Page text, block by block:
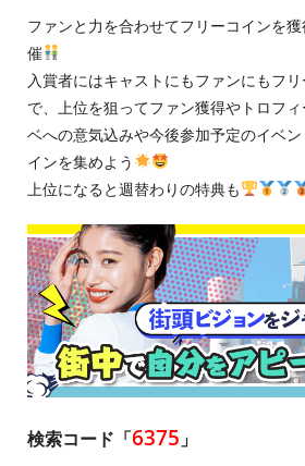
ファンと力を合わせてフリーコインを
催
入賞者にはキャストにもファンにもフ
で、上位を狙ってファン獲得やトロフ
ベへの意気込みや今後参加予定のイベ
インを集めよう
上位になると週替わりの特典も
検索コード「6375 」